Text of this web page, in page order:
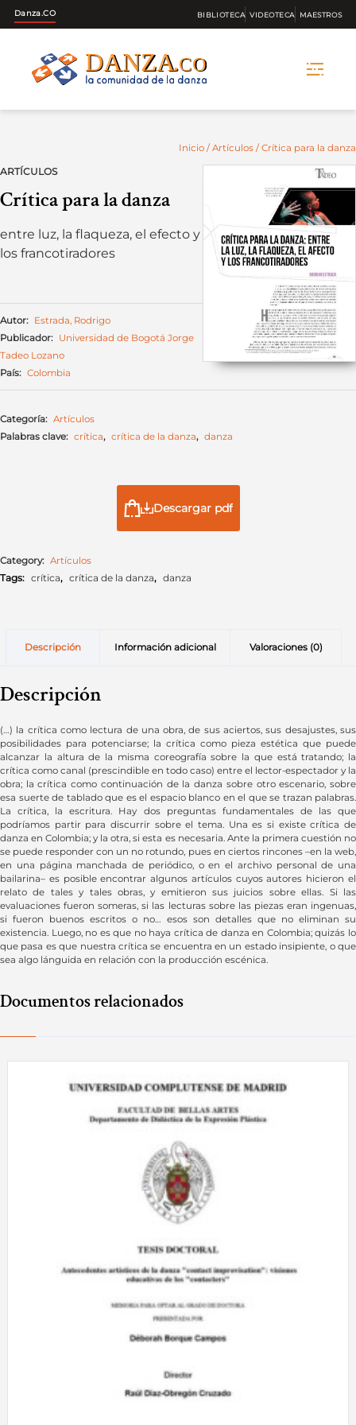
Danza.CO BIBLIOTECA VIDEOTECA MAESTROS
Inicio / Artículos / Crítica para la danza
ARTÍCULOS
Crítica para la danza
entre luz, la flaqueza, el efecto y
los francotiradores
Autor: Estrada, Rodrigo
Publicador: Universidad de Bogotá Jorge
Tadeo Lozano
País: Colombia
Categoría: Artículos
Palabras clave: crítica, crítica de la danza, danza
Descargar pdf
Category: Artículos
Tags: crítica, crítica de la danza, danza
Descripción Información adicional Valoraciones (0)
Descripción
(…) la crítica como lectura de una obra, de sus aciertos, sus desajustes, sus
posibilidades para potenciarse; la crítica como pieza estética que puede
alcanzar la altura de la misma coreografía sobre la que está tratando; la
crítica como canal (prescindible en todo caso) entre el lector-espectador y la
obra; la crítica como continuación de la danza sobre otro escenario, sobre
esa suerte de tablado que es el espacio blanco en el que se trazan palabras.
La crítica, la escritura. Hay dos preguntas fundamentales de las que
podríamos partir para discurrir sobre el tema. Una es si existe crítica de
danza en Colombia; y la otra, si esta es necesaria. Ante la primera cuestión no
se puede responder con un no rotundo, pues en ciertos rincones –en la web,
en una página manchada de periódico, o en el archivo personal de una
bailarina– es posible encontrar algunos artículos cuyos autores hicieron el
relato de tales y tales obras, y emitieron sus juicios sobre ellas. Si las
evaluaciones fueron someras, si las lecturas sobre las piezas eran ingenuas,
si fueron buenos escritos o no… esos son detalles que no eliminan su
existencia. Luego, no es que no haya crítica de danza en Colombia; quizás lo
que pasa es que nuestra crítica se encuentra en un estado insipiente, o que
sea algo lánguida en relación con la producción escénica.
Documentos relacionados